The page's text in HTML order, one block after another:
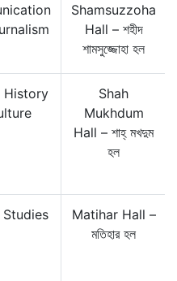
Shamsuzzoha
Hall – শহীদ
শামসুজ্জোহা হল
History
Shah
Mukhdum
Hall – শাহ্‌ মখদুম
হল
Studies
Matihar Hall –
মতিহার হল